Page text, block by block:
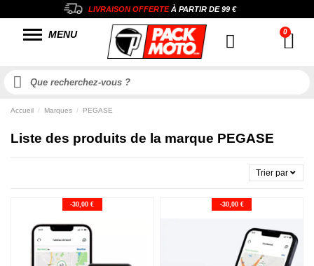
LIVRAISON OFFERTEÀ PARTIR DE99 €
MENU
Accueil Marques PEGASE
Liste des produits de la marque PEGASE
Trier par
-30,00 € -30,00 €